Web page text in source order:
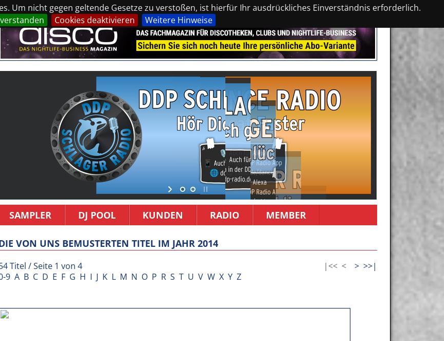
Um nicht gegen geltende Gesetze zu verstoßen, ist hierfür Ihr ausdrückliches Einverständnis erforderlich.
Cookies deaktivieren Weitere Hinweise
SAMPLER DJ POOL KUNDEN RADIO MEMBER
VON UNS BEMUSTERTEN TITEL IM JAHR 2014
Titel / Seite 1 von 4 |<< < > >>|
9 A B C D E F G H I J K L M N O P R S T U V W X Y Z